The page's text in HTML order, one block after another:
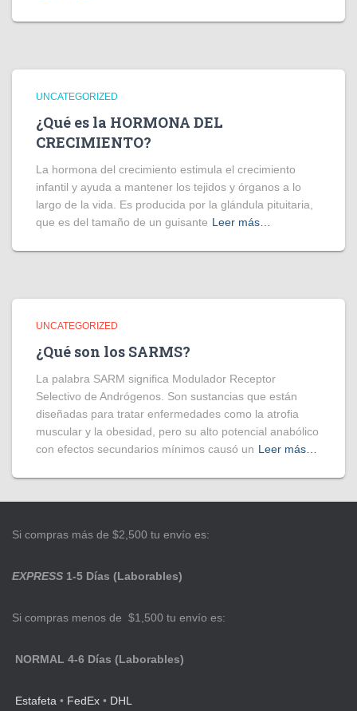
UNCATEGORIZED
¿Qué es la HORMONA DEL
CRECIMIENTO?
La hormona del crecimiento estimula el crecimiento
infantil y ayuda a mantener los tejidos y órganos a lo
largo de la vida. Es producida por la glándula pituitaria,
que es del tamaño de un guisante Leer más…
UNCATEGORIZED
¿Qué son los SARMS?
La palabra SARM significa Modulador Receptor
Selectivo de Andrógenos. Son sustancias que están
diseñadas para tratar enfermedades como la atrofia
muscular y la obesidad, pero su alto potencial anabólico
con efectos secundarios mínimos causó un Leer más…
Si compras más de $2,500 tu envío es:
EXPRESS 1-5 Días (Laborables)
Si compras menos de $1,500 tu envío es:
NORMAL 4-6 Días (Laborables)
Estafeta • FedEx • DHL